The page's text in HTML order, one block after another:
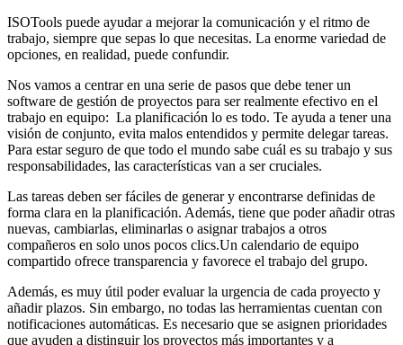
ISOTools puede ayudar a mejorar la comunicación y el ritmo de
trabajo, siempre que sepas lo que necesitas. La enorme variedad de
opciones, en realidad, puede confundir.
Nos vamos a centrar en una serie de pasos que debe tener un
software de gestión de proyectos para ser realmente efectivo en el
trabajo en equipo: La planificación lo es todo. Te ayuda a tener una
visión de conjunto, evita malos entendidos y permite delegar tareas.
Para estar seguro de que todo el mundo sabe cuál es su trabajo y sus
responsabilidades, las características van a ser cruciales.
Las tareas deben ser fáciles de generar y encontrarse definidas de
forma clara en la planificación. Además, tiene que poder añadir otras
nuevas, cambiarlas, eliminarlas o asignar trabajos a otros
compañeros en solo unos pocos clics.Un calendario de equipo
compartido ofrece transparencia y favorece el trabajo del grupo.
Además, es muy útil poder evaluar la urgencia de cada proyecto y
añadir plazos. Sin embargo, no todas las herramientas cuentan con
notificaciones automáticas. Es necesario que se asignen prioridades
que ayuden a distinguir los proyectos más importantes y a